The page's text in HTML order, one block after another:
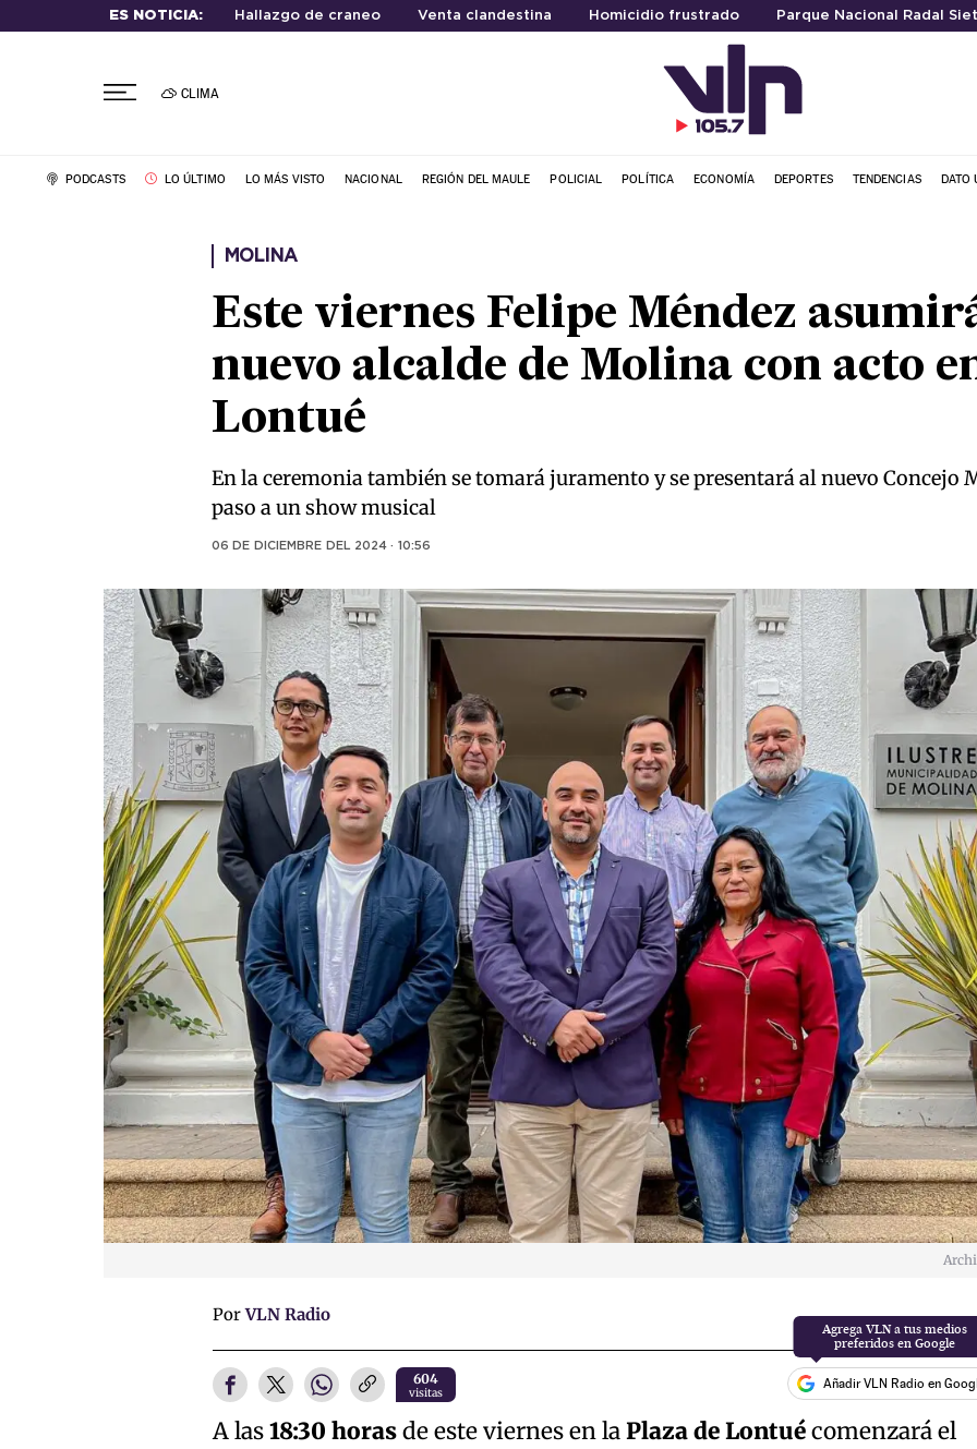
ES NOTICIA: Hallazgo de craneo Venta clandestina Homicidio frustrado Parque Nacional Radal
CLIMA
PODCASTS LO ÚLTIMO LO MÁS VISTO NACIONAL REGIÓN DEL MAULE POLICIAL POLÍTICA ECONOMÍA DEPORTES TENDENCIAS DATO
MOLINA
Este viernes Felipe Méndez
nuevo alcalde de Molina con acto
Lontué
En la ceremonia también se tomará juramento y se presentará al nuevo Concejo
paso a un show musical
06 DE DICIEMBRE DEL 2024 · 10:56
PorVLN Radio
604
visitas
Añadir VLN Radio en
A las18:30 horasde este viernes en laPlaza de Lontuécomenzará el